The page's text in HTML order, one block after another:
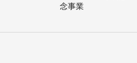
念事業